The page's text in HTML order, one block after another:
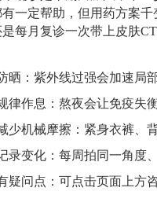
一定帮助，但用药方案
每月复诊一次带上皮肤
晒：紫外线过强会加速局
律作息：熬夜会让免疫失
少机械摩擦：紧身衣裤、
录变化：每周拍同一角度
疑问点：可点击页面上方